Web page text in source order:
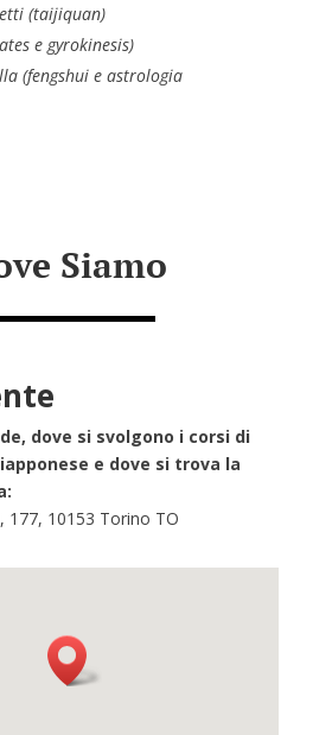
(taijiquan)
e gyrokinesis)
(fengshui e astrologia
Siamo
dove si svolgono i corsi di
e dove si trova la
177, 10153 Torino TO